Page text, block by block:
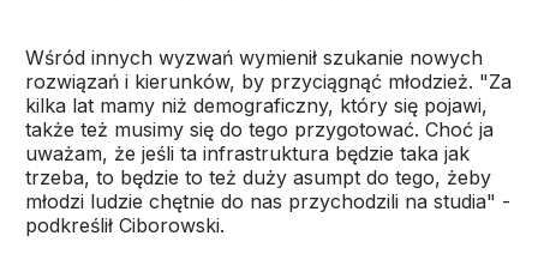
Wśród innych wyzwań wymienił szukanie nowych
rozwiązań i kierunków, by przyciągnąć młodzież. "Za
kilka lat mamy niż demograficzny, który się pojawi,
także też musimy się do tego przygotować. Choć ja
uważam, że jeśli ta infrastruktura będzie taka jak
trzeba, to będzie to też duży asumpt do tego, żeby
młodzi ludzie chętnie do nas przychodzili na studia" -
podkreślił Ciborowski.